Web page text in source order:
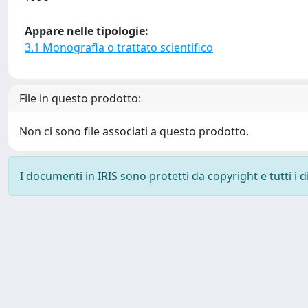
Appare nelle tipologie:
3.1 Monografia o trattato scientifico
File in questo prodotto:
Non ci sono file associati a questo prodotto.
I documenti in IRIS sono protetti da copyright e tutti i